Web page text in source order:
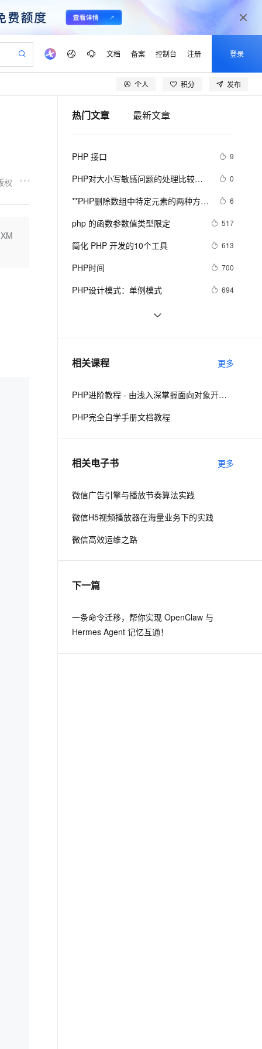
文档 备案 控制台 注册 登录
个人 积分 发布
权
热门文章 最新文章
PHP 接口 9
PHP对大小写敏感问题的处理比较
这里总结一下。以便用到的出现错误
0
**PHP删除数组中特定元素的两种方法
6
php 的函数参数值类型限定 517
简化 PHP 开发的10个工具 613
PHP时间 700
PHP设计模式：单例模式 694
《PHP对象、模式与实践》之高级
c#兼容 PHP中的md5
相关课程 更多
PHP进阶教程 - 由浅入深掌握面向对象开发 - 第二阶段
PHP完全自学手册文档教程
相关电子书 更多
微信广告引擎与播放节奏算法实践
微信H5视频播放器在海量业务下的实践
微信高效运维之路
下一篇
一条命令迁移，帮你实现 OpenClaw 与
Hermes Agent 记忆互通！
腻的高质量视频
Qwen3-TTS-Flash
千问办公 NEW
一站式AI生产力平台
一步搞定创意建站
稳定、安全、高性价比、高性能的云存储服务
国内短信简单易用，安全可靠，秒级触达，全球覆盖200+国家和地区。
产品动态
Open Search 向量检索版支
持视频检索 Pipeline 功能
应用身份服务 (IDaaS)
供自动弹性内存功能
Milvus 弹性伸缩功能新增节
Agent 数据网关
HOT
企业门户网站
以可视化方式快速构建移动和 PC 门户网站
一键部署幻兽帕鲁游戏服务器 HOT
一键购买专属联机服务器，轻松开启游戏
漫剧工坊：一站式动画创作平台
高效部署网站，快速应用到小程序
频创作，一键激活电商全链路生产力
识别商机，让客服更高效、服务更出色。
AI 活动
飞天发布时刻
所见，即是所愿
AI 实训营
创新加速
上云场景组合购
精选AI产品，从模型到应用全链提效
一站式生成采购清单，支持单品或批量购买
阿里云 OPC 创新助力计划
专业服务
代维服务
安全
VPN
数据标注
机器学习
计划
Alibaba Cloud ISV 合作
服务伙伴合作计划
更多支持
合作伙伴培训与认证
查询合作伙伴
登录合作伙伴管理后台
开发者社区
我要反馈
我要建议
我要投诉
加入我们